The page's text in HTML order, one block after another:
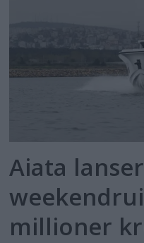
Aiata
millioner